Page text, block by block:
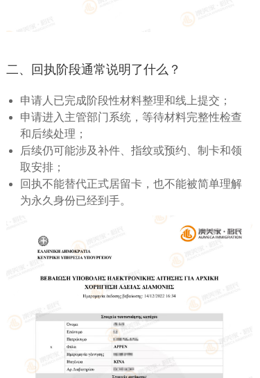
二、回执阶段通常说明了什么？
申请人已完成阶段性材料整理和线上提交；
申请进入主管部门系统，等待材料完整性检查
和后续处理；
后续仍可能涉及补件、指纹或预约、制卡和领
取安排；
回执不能替代正式居留卡，也不能被简单理解
为永久身份已经到手。